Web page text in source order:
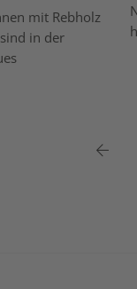
mit Rebholz
in der